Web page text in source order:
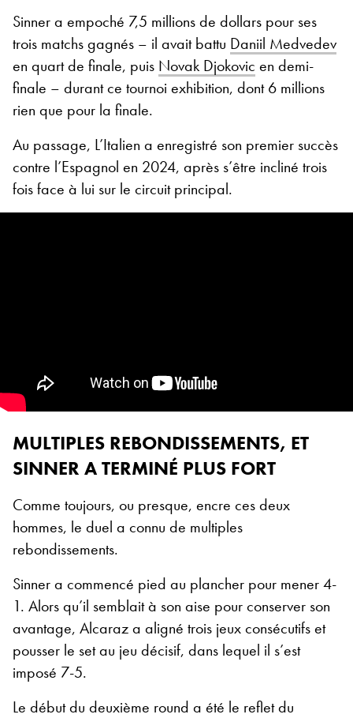
Sinner a empoché 7,5 millions de dollars pour ses
trois matchs gagnés – il avait battu Daniil Medvedev
en quart de finale, puis Novak Djokovic en demi-
finale – durant ce tournoi exhibition, dont 6 millions
rien que pour la finale.
Au passage, L’Italien a enregistré son premier succès
contre l’Espagnol en 2024, après s’être incliné trois
fois face à lui sur le circuit principal.
MULTIPLES REBONDISSEMENTS, ET
SINNER A TERMINÉ PLUS FORT
Comme toujours, ou presque, encre ces deux
hommes, le duel a connu de multiples
rebondissements.
Sinner a commencé pied au plancher pour mener 4-
1. Alors qu’il semblait à son aise pour conserver son
avantage, Alcaraz a aligné trois jeux consécutifs et
pousser le set au jeu décisif, dans lequel il s’est
imposé 7-5.
Le début du deuxième round a été le reflet du